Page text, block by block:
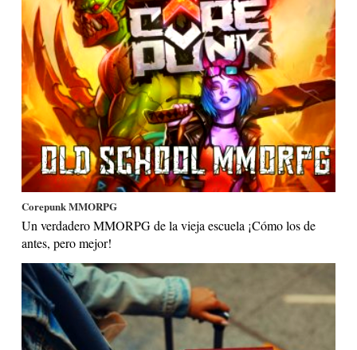
Corepunk MMORPG
Un verdadero MMORPG de la vieja escuela ¡Cómo los de
antes, pero mejor!